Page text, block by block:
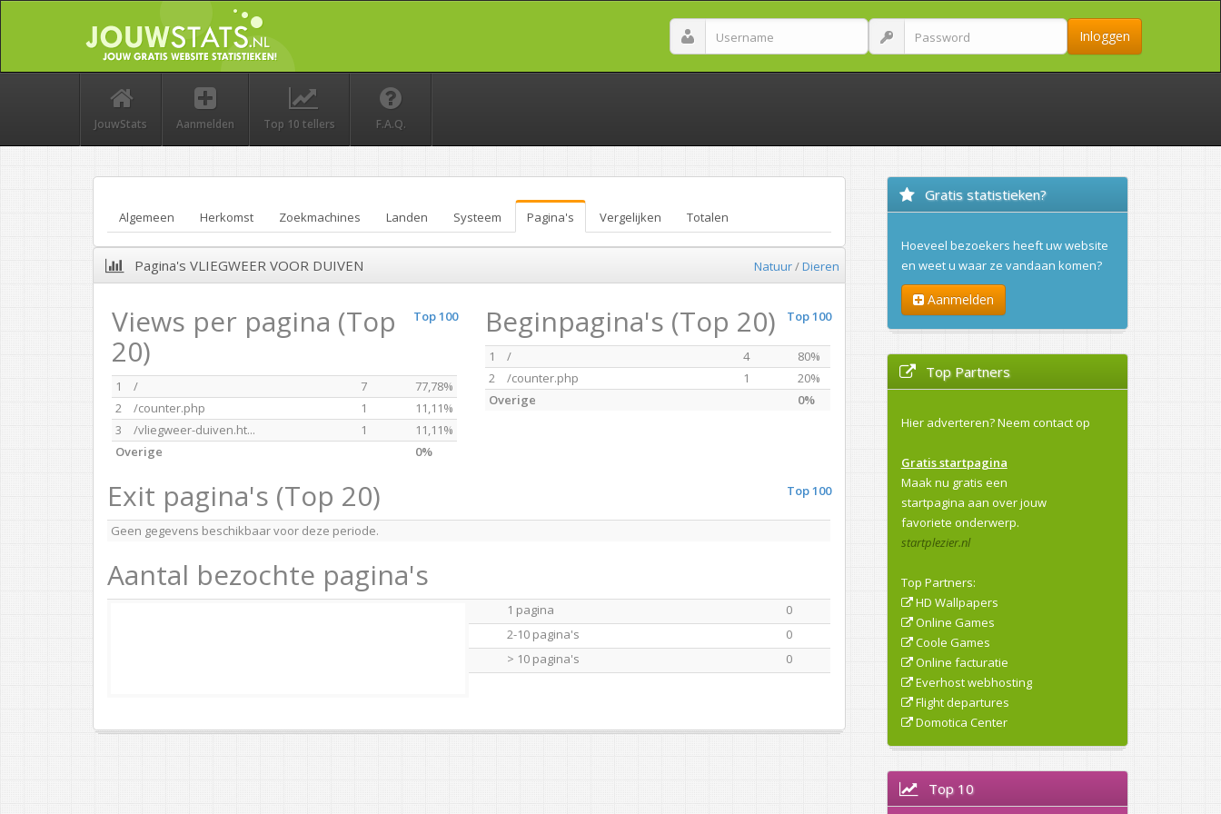
Inloggen
JouwStats Aanmelden Top 10 tellers F.A.Q.
Algemeen Herkomst Zoekmachines Landen Systeem Pagina's Vergelijken Totalen
Pagina's VLIEGWEER VOOR DUIVEN Natuur/Dieren
Top 100
Views per pagina (Top
20)
1 / 7
77,78%
2
/counter.php 1
11,11%
3
/vliegweer-duiven.ht... 1
11,11%
Overige
0%
Top 100
Beginpagina's (Top 20)
1 / 4
80%
2
/counter.php 1
20%
Overige
0%
Top 100
Exit pagina's (Top 20)
Geen gegevens beschikbaar voor deze periode.
Aantal bezochte pagina's
1 pagina
0
2-10 pagina's
0
> 10 pagina's
0
Gratis statistieken?
Hoeveel bezoekers heeft uw website
en weet u waar ze vandaan komen?
Aanmelden
Top Partners
Hier adverteren?Neem contact op
Gratis startpagina
Maak nu gratis een
startpagina aan over jouw
favoriete onderwerp.
startplezier.nl
Top Partners:
HD Wallpapers
Online Games
Coole Games
Online facturatie
Everhost webhosting
Flight departures
Domotica Center
Top 10